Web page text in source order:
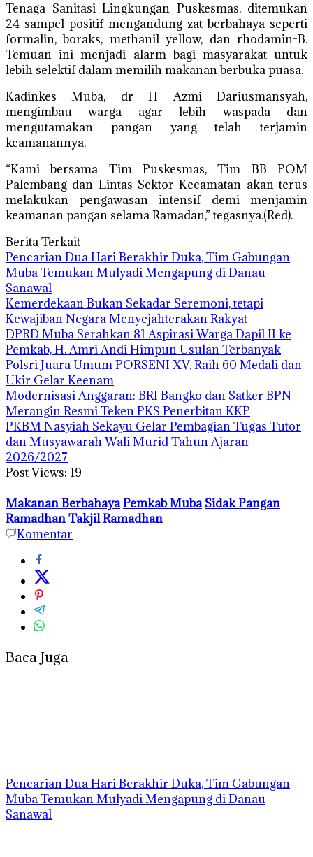
Tenaga Sanitasi Lingkungan Puskesmas, ditemukan
24 sampel positif mengandung zat berbahaya seperti
formalin, boraks, methanil yellow, dan rhodamin-B.
Temuan ini menjadi alarm bagi masyarakat untuk
lebih selektif dalam memilih makanan berbuka puasa.
Kadinkes Muba, dr H Azmi Dariusmansyah,
mengimbau warga agar lebih waspada dan
mengutamakan pangan yang telah terjamin
keamanannya.
“Kami bersama Tim Puskesmas, Tim BB POM
Palembang dan Lintas Sektor Kecamatan akan terus
melakukan pengawasan intensif demi menjamin
keamanan pangan selama Ramadan,” tegasnya.(Red).
Berita Terkait
Pencarian Dua Hari Berakhir Duka, Tim Gabungan
Muba Temukan Mulyadi Mengapung di Danau
Sanawal
Kemerdekaan Bukan Sekadar Seremoni, tetapi
Kewajiban Negara Menyejahterakan Rakyat
DPRD Muba Serahkan 81 Aspirasi Warga Dapil II ke
Pemkab, H. Amri Andi Himpun Usulan Terbanyak
Polsri Juara Umum PORSENI XV, Raih 60 Medali dan
Ukir Gelar Keenam
Modernisasi Anggaran: BRI Bangko dan Satker BPN
Merangin Resmi Teken PKS Penerbitan KKP
PKBM Nasyiah Sekayu Gelar Pembagian Tugas Tutor
dan Musyawarah Wali Murid Tahun Ajaran
2026/2027
Post Views: 19
Makanan BerbahayaPemkab Muba Sidak Pangan
RamadhanTakjil Ramadhan
Komentar
Baca Juga
Pencarian Dua Hari Berakhir Duka, Tim Gabungan
Muba Temukan Mulyadi Mengapung di Danau
Sanawal